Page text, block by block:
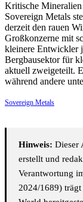
Kritische Mineralien
Sovereign Metals
derzeit den rauen
Großkonzerne mit
kleinere Entwickler
Bergbausektor für
aktuell zweigeteilt.
während andere
Sovereign Metals
Hinweis: Dieser
erstellt und
Verantwortung
2024/1689) trägt